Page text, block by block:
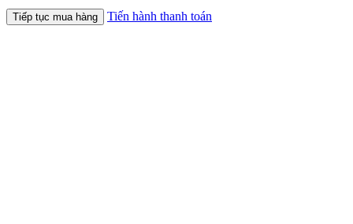
Tiếp tục mua hàng Tiến hành thanh toán